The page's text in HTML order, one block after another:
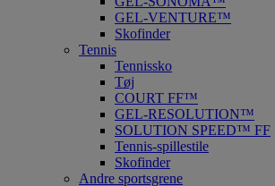
GEL-VENTURE™
Skofinder
Tennis
Tennissko
Tøj
COURT FF™
GEL-RESOLUTION™
SOLUTION SPEED™ FF
Tennis-spillestile
Skofinder
Andre sportsgrene